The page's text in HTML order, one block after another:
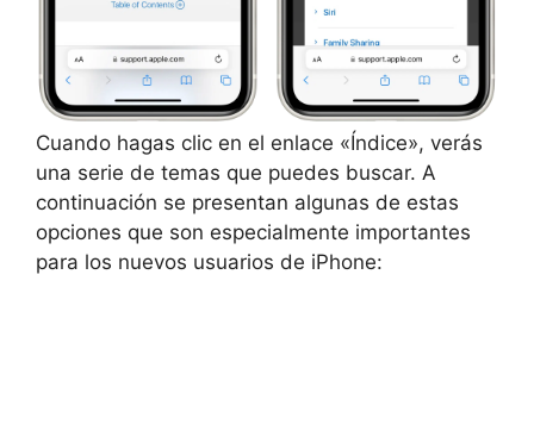
Cuando hagas clic en el enlace «Índice», verás
una serie de temas que puedes buscar. A
continuación se presentan algunas de estas
opciones que son especialmente importantes
para los nuevos usuarios de iPhone: